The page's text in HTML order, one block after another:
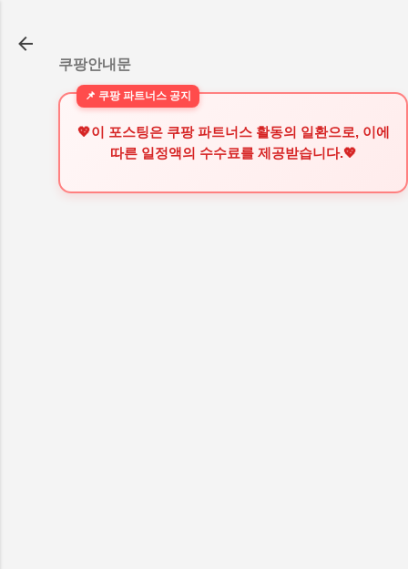
쿠팡안내문
💖이 포스팅은 쿠팡 파트너스 활동의 일환으로, 이에
따른 일정액의 수수료를 제공받습니다.💖